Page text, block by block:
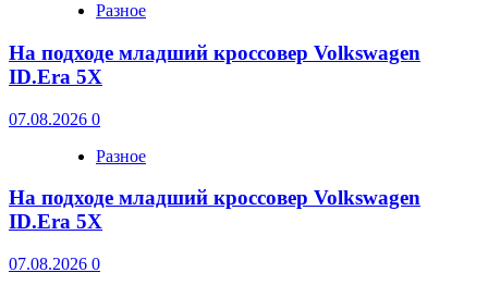
Разное
На подходе младший кроссовер Volkswagen
ID.Era 5X
07.08.2026 0
Разное
На подходе младший кроссовер Volkswagen
ID.Era 5X
07.08.2026 0